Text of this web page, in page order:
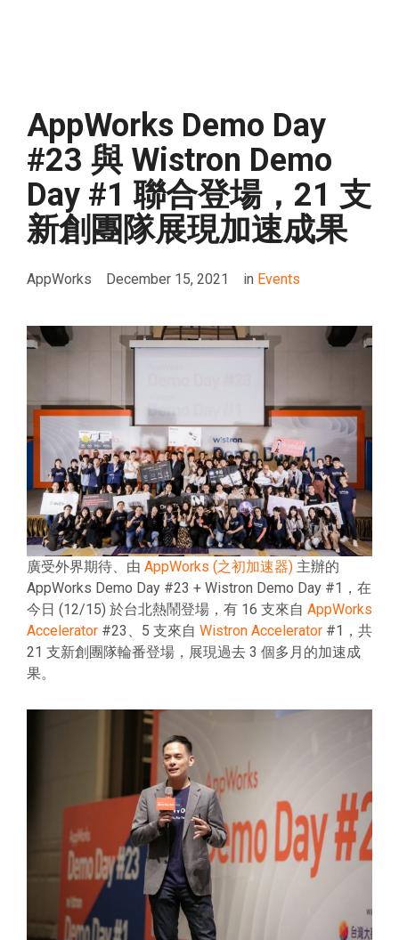
AppWorks Demo Day
#23 與 Wistron Demo
Day #1 聯合登場，21 支
新創團隊展現加速成果
AppWorks December 15, 2021 in Events
廣受外界期待、由 AppWorks (之初加速器) 主辦的
AppWorks Demo Day #23 + Wistron Demo Day #1，在
今日 (12/15) 於台北熱鬧登場，有 16 支來自 AppWorks
Accelerator #23、5 支來自 Wistron Accelerator #1，共
21 支新創團隊輪番登場，展現過去 3 個多月的加速成
果。